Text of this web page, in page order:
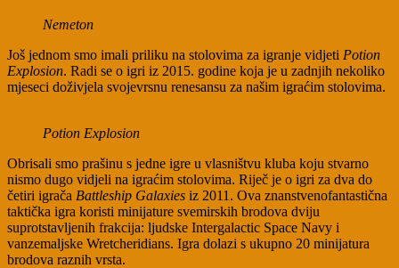
Nemeton
Još jednom smo imali priliku na stolovima za igranje vidjeti Potion
Explosion. Radi se o igri iz 2015. godine koja je u zadnjih nekoliko
mjeseci doživjela svojevrsnu renesansu za našim igraćim stolovima.
Potion Explosion
Obrisali smo prašinu s jedne igre u vlasništvu kluba koju stvarno
nismo dugo vidjeli na igraćim stolovima. Riječ je o igri za dva do
četiri igrača Battleship Galaxies iz 2011. Ova znanstvenofantastična
taktička igra koristi minijature svemirskih brodova dviju
suprotstavljenih frakcija: ljudske Intergalactic Space Navy i
vanzemaljske Wretcheridians. Igra dolazi s ukupno 20 minijatura
brodova raznih vrsta.